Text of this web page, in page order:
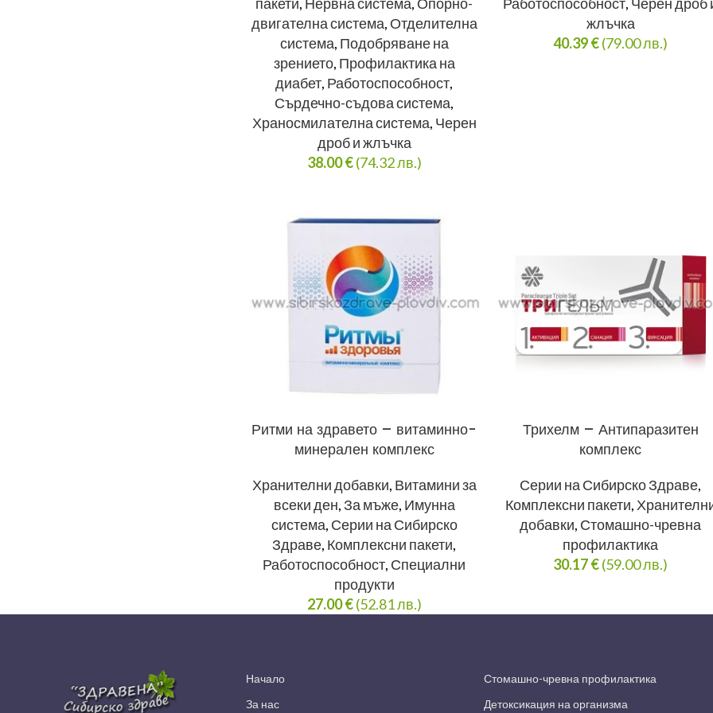
двигателна система, Отделителна
система, Подобряване на
зрението, Профилактика на
диабет, Работоспособност,
Сърдечно-съдова система,
Храносмилателна система, Черен
дроб и жлъчка
38.00€(74.32 лв.)
жлъчка
40.39€(79.00 лв.)
Ритми на здравето – витаминно-
минерален комплекс
Хранителни добавки, Витамини за
всеки ден,За мъже, Имунна
система, Серии на Сибирско
Здраве, Комплексни пакети,
Работоспособност, Специални
продукти
27.00€(52.81 лв.)
Трихелм – Антипаразитен
комплекс
Серии на Сибирско Здраве,
Комплексни пакети,
добавки, Стомашно-чревна
профилактика
30.17€(59.00 лв.)
Начало
За нас
Стомашно-чревна профилактика
Детоксикация на организма